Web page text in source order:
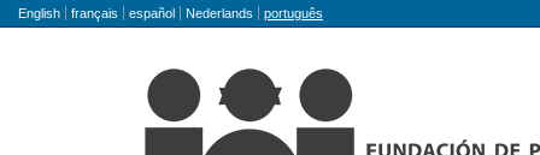
Idioma
English français español Nederlands português